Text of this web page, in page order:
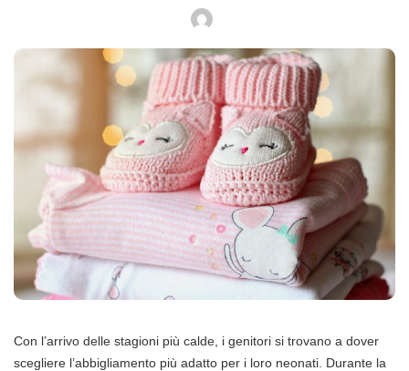
Con l’arrivo delle stagioni più calde, i genitori si trovano a dover
scegliere l’abbigliamento più adatto per i loro neonati. Durante la